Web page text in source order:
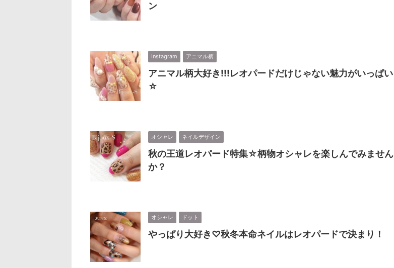
ン
Instagram アニマル柄
アニマル柄大好き!!!レオパードだけじゃない魅力がいっぱい
☆
オシャレ ネイルデザイン
秋の王道レオパード特集☆柄物オシャレを楽しんでみません
か？
オシャレ ドット
やっぱり大好き♡秋冬本命ネイルはレオパードで決まり！